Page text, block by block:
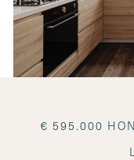
€ 595.000